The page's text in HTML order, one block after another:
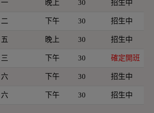
一 晚上 30 招生中
二 下午 30 招生中
五 晚上 30 招生中
三 下午 30 確定開班
六 下午 30 招生中
六 下午 30 招生中